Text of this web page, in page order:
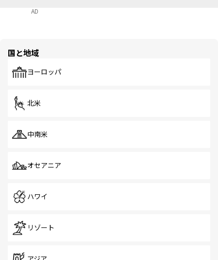
AD
国と地域
ヨーロッパ
北米
中南米
オセアニア
ハワイ
リゾート